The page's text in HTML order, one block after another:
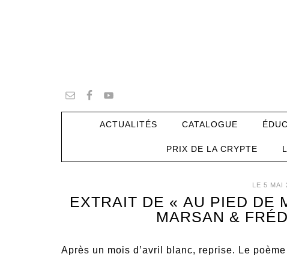
ACTUALITÉS CATALOGUE
PRIX DE LA CRYPTE
LE 5 MAI
EXTRAIT DE « AU PIED DE
MARSAN &
Après un mois d’avril blanc, reprise. Le